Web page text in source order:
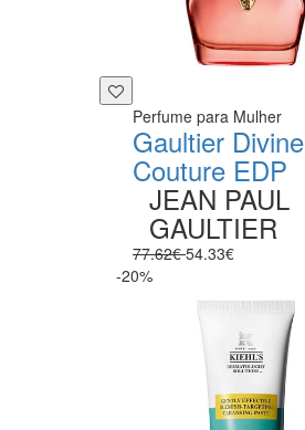
Perfume para Mulher
Gaultier Divine
Couture EDP
JEAN PAUL
GAULTIER
77.62€54.33€
-20%